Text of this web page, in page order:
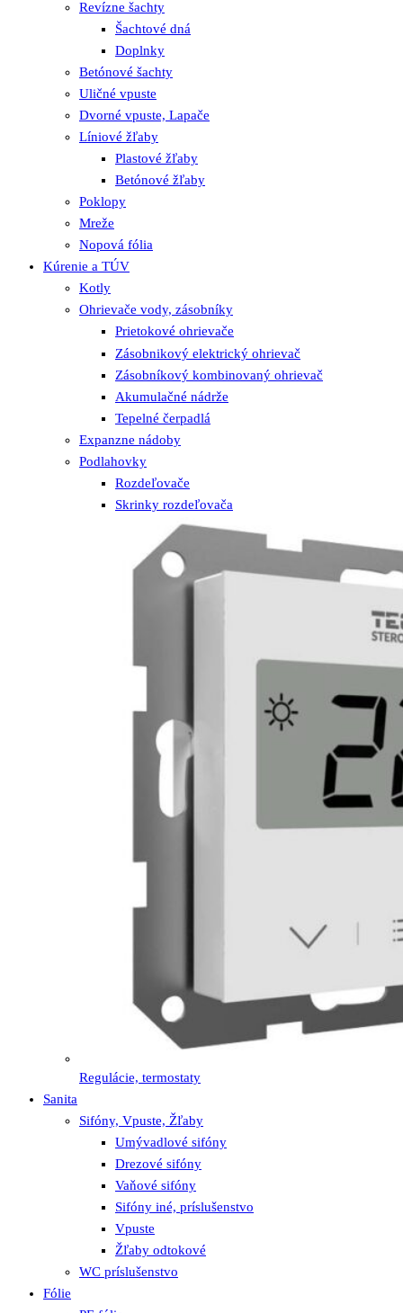
Revízne šachty
Šachtové dná
Doplnky
Betónové šachty
Uličné vpuste
Dvorné vpuste, Lapače
Líniové žľaby
Plastové žľaby
Betónové žľaby
Poklopy
Mreže
Nopová fólia
Kúrenie a TÚV
Kotly
Ohrievače vody, zásobníky
Prietokové ohrievače
Zásobnikový elektrický ohrievač
Zásobníkový kombinovaný ohrievač
Akumulačné nádrže
Tepelné čerpadlá
Expanzne nádoby
Podlahovky
Rozdeľovače
Skrinky rozdeľovača
Regulácie, termostaty
Sanita
Sifóny, Vpuste, Žľaby
Umývadlové sifóny
Drezové sifóny
Vaňové sifóny
Sifóny iné, príslušenstvo
Vpuste
Žľaby odtokové
WC príslušenstvo
Fólie